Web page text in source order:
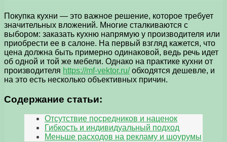
Покупка кухни — это важное решение, которое требует
значительных вложений. Многие сталкиваются с
выбором: заказать кухню напрямую у производителя или
приобрести ее в салоне. На первый взгляд кажется, что
цена должна быть примерно одинаковой, ведь речь идет
об одной и той же мебели. Однако на практике кухни от
производителя https://mf-vektor.ru/обходятся дешевле, и
на это есть несколько объективных причин.
Содержание статьи:
Отсутствие посредников и наценок
Гибкость и индивидуальный подход
Меньше расходов на рекламу и шоурумы